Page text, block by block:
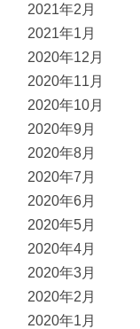
2021年2月
2021年1月
2020年12月
2020年11月
2020年10月
2020年9月
2020年8月
2020年7月
2020年6月
2020年5月
2020年4月
2020年3月
2020年2月
2020年1月